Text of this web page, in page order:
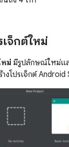
เจ็กต์ใหม่
หม่ มีรูปลักษณ์ใหม่แล
งโปรเจ็กต์